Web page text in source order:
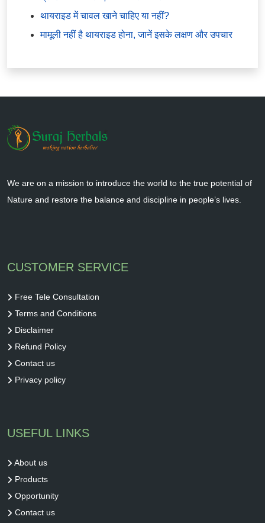
थायराइड में चावल खाने चाहिए या नहीं?
मामूली नहीं है थायराइड होना, जानें इसके लक्षण और उपचार
We are on a mission to introduce the world to the true potential of
Nature and restore the balance and discipline in people’s lives.
CUSTOMER SERVICE
Free Tele Consultation
Terms and Conditions
Disclaimer
Refund Policy
Contact us
Privacy policy
USEFUL LINKS
About us
Products
Opportunity
Contact us